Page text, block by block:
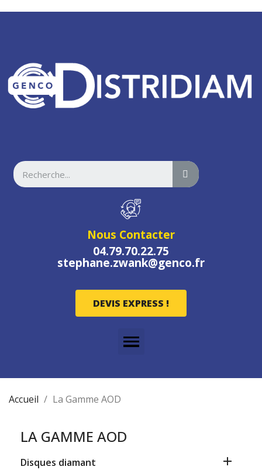
Nous Contacter
04.79.70.22.75
stephane.zwank@genco.fr
DEVIS EXPRESS !
Accueil La Gamme AOD
LA GAMME AOD
Disques diamant 